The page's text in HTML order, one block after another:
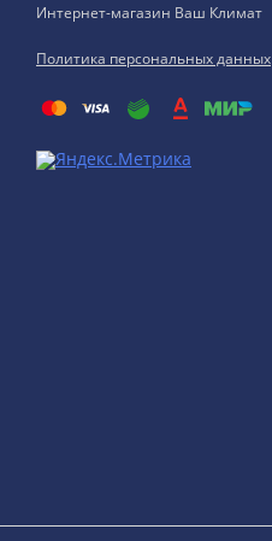
Интернет-магазин Ваш Климат
Политика персональных данных